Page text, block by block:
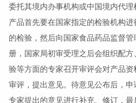
委托其境内办事机构或中国境内代理
产品首先要在国家指定的检验机构进
的检验，然后向国家食品药品监督管
册，国家局初审受理之后会组织配方
验等方面的专家召开审评会对产品资
审评，提出意见。待意见公布后，申
专家提出的意见进行补充、修订，最